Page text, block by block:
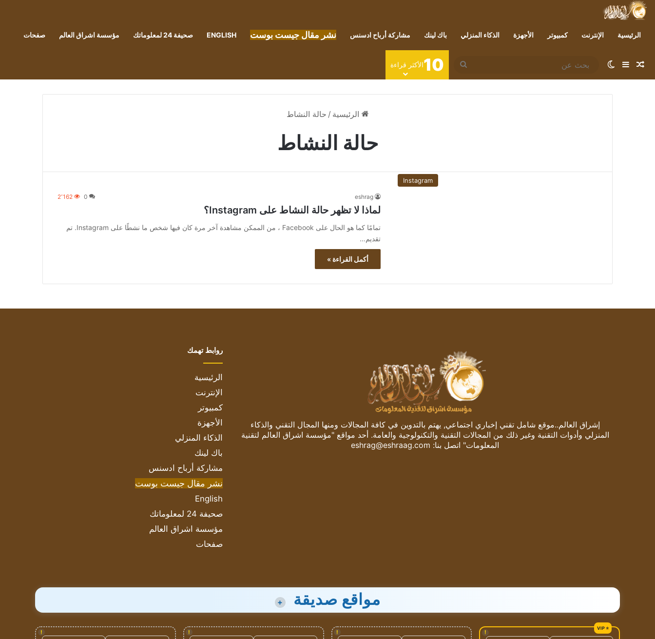
الرئيسية الإنترنت كمبيوتر الأجهزة الذكاء المنزلي باك لينك مشاركة أرباح ادسنس نشر مقال جيست بوست ENGLISH صحيفة 24 لمعلوماتك مؤسسة اشراق العالم صفحات
مقال عشوائي
إضافة عمود جانبي
الوضع المظلم
بحث
عن
10الأكثر قراءة
الرئيسية / حالة النشاط
حالة النشاط
Instagram
eshrag
0 2٬162
لماذا لا تظهر حالة النشاط على Instagram؟
تمامًا كما هو الحال على Facebook ، من الممكن مشاهدة آخر مرة كان فيها شخص ما نشطًا على Instagram. تم
تقديم…
أكمل القراءة »
إشراق العالم..موقع شامل تقني إخباري اجتماعي, يهتم بالتدوين في كافة المجالات ومنها المجال التقني والذكاء
المنزلي وأدوات التقنية وغير ذلك من المجالات التقنية والتكنولوجية والعامة. أحد مواقع "مؤسسة اشراق العالم لتقنية
المعلومات" اتصل بنا: eshrag@eshraag.com
روابط تهمك
الرئيسية
الإنترنت
كمبيوتر
الأجهزة
الذكاء المنزلي
باك لينك
مشاركة أرباح ادسنس
نشر مقال جيست بوست
English
صحيفة 24 لمعلوماتك
مؤسسة اشراق العالم
صفحات
مواقع صديقة +
!
!
!
!